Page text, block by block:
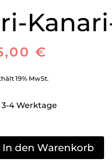
€
19% MwSt.
3-4 Werktage
In den Warenkorb